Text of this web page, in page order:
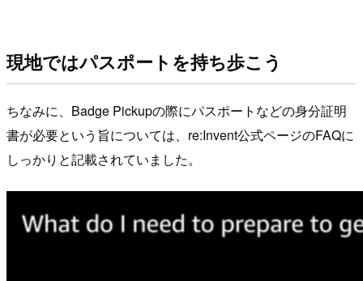
現地ではパスポートを持ち歩こう
ちなみに、Badge Pickupの際にパスポートなどの身分証明
書が必要という旨については、re:Invent公式ページのFAQに
しっかりと記載されていました。